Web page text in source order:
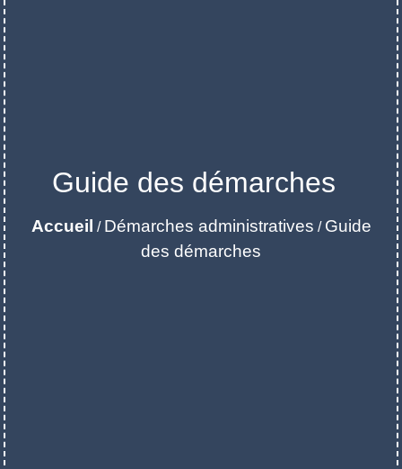
Guide des démarches
Accueil / Démarches administratives / Guide
des démarches